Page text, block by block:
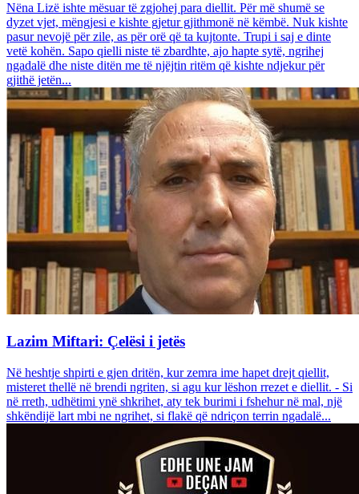
Nëna Lizë ishte mësuar të zgjohej para diellit. Për më shumë se
dyzet vjet, mëngjesi e kishte gjetur gjithmonë në këmbë. Nuk kishte
pasur nevojë për zile, as për orë që ta kujtonte. Trupi i saj e dinte
vetë kohën. Sapo qielli niste të zbardhte, ajo hapte sytë, ngrihej
ngadalë dhe niste ditën me të njëjtin ritëm që kishte ndjekur për
gjithë jetën...
Lazim Miftari: Çelësi i jetës
Në heshtje shpirti e gjen dritën, kur zemra ime hapet drejt qiellit,
misteret thellë në brendi ngriten, si agu kur lëshon rrezet e diellit. - Si
në rreth, udhëtimi ynë shkrihet, aty tek burimi i fshehur në mal, një
shkëndijë lart mbi ne ngrihet, si flakë që ndriçon terrin ngadalë...